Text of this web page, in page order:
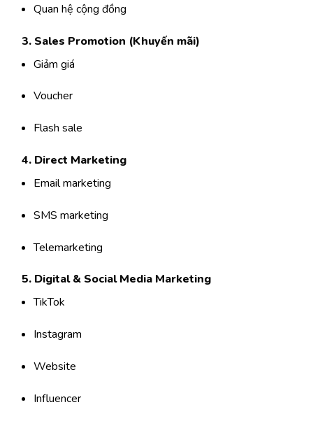
Quan hệ cộng đồng
3. Sales Promotion (Khuyến mãi)
Giảm giá
Voucher
Flash sale
4. Direct Marketing
Email marketing
SMS marketing
Telemarketing
5. Digital & Social Media Marketing
TikTok
Instagram
Website
Influencer